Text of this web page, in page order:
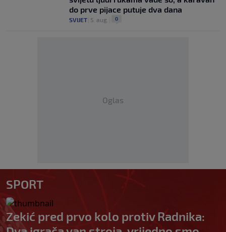
do prve pijace putuje dva dana
SVIJET 5. aug. 0
Oglas
SPORT
Zekić pred prvo kolo protiv Radnika: